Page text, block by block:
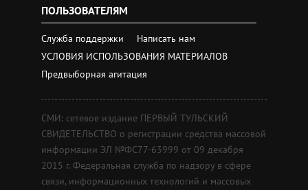
ПОЛЬЗОВАТЕЛЯМ
Служба поддержки
Написать нам
УСЛОВИЯ ИСПОЛЬЗОВАНИЯ МАТЕРИАЛОВ
Предвыборная агитация
СМИ: сетевое издание ПЕРВЫЙ ТУЛЬСКИЙ
СВИДЕТЕЛЬСТВО о регистрации средства массовой
информации ЭЛ №ФС77-63999 от 09 декабря
2015 г. Федеральная служба по надзору в сфере
связи, информационных технологий и массовых